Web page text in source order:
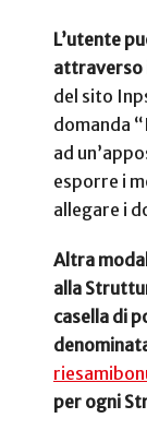
L’utente
attraverso
del sito
domanda
ad
esporre i
allegare i
Altra
alla
casella di
per ogni